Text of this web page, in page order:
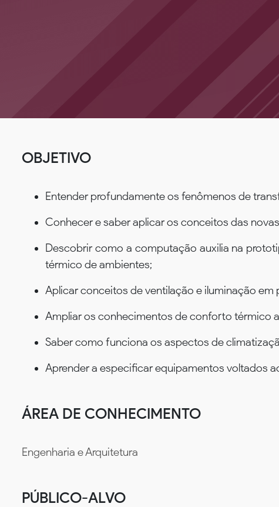
OBJETIVO
Entender profundamente os fenômenos de
Conhecer e saber aplicar os conceitos das
Descobrir como a computação auxilia na
térmico de ambientes;
Aplicar conceitos de ventilação e iluminação
Ampliar os conhecimentos de conforto térmico
Saber como funciona os aspectos de
Aprender a especificar equipamentos voltados
ÁREA DE CONHECIMENTO
Engenharia e Arquitetura
PÚBLICO-ALVO